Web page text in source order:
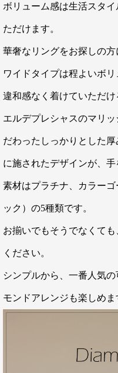
ボリューム感は生活スタ
ただけます。
華奢なリングをお探しの方
ワイドタイプは程よいボ
違和感なく着けていただけ
エルデプレシャスのマリ
だわったしっかりとした
に施されたデザインが、
素材はプラチナ、カラー
ック）の5種類です。
お揃いでもそうでなくて
ください。
シンプルから、一番人気
モンドアレンジも楽しめま